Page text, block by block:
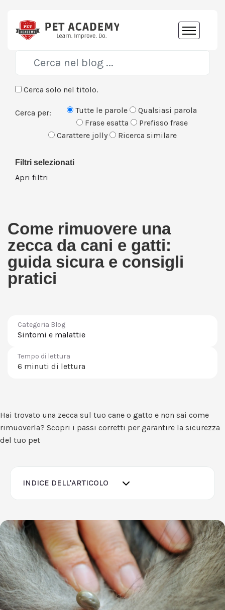
Cerca solo nel titolo.
Cerca per: Tutte le parole
Qualsiasi parola
Frase esatta
Prefisso frase
Carattere jolly
Ricerca similare
Filtri selezionati
Apri filtri
Come rimuovere una
zecca da cani e gatti:
guida sicura e consigli
pratici
Categoria Blog
Sintomi e malattie
Tempo di lettura
6 minuti di lettura
Hai trovato una zecca sul tuo cane o gatto e non sai come
rimuoverla? Scopri i passi corretti per garantire la sicurezza
del tuo pet
INDICE DELL'ARTICOLO